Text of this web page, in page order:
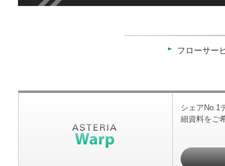
フローサー
シェアNo.1
細資料をご